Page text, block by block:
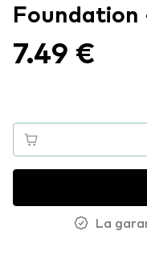
Foundation
7.49 €
La